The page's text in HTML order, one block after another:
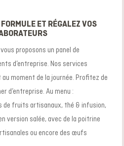
ET RÉGALEZ VOS
proposons un panel de
d’entreprise. Nos services
moment de la journée. Profitez de
d’entreprise. Au menu :
de fruits artisanaux, thé & infusion,
version salée, avec de la poitrine
ou encore des œufs